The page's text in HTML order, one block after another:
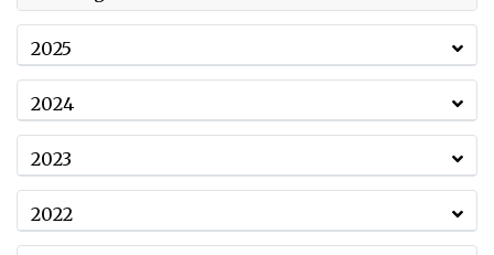
2025
2024
2023
2022